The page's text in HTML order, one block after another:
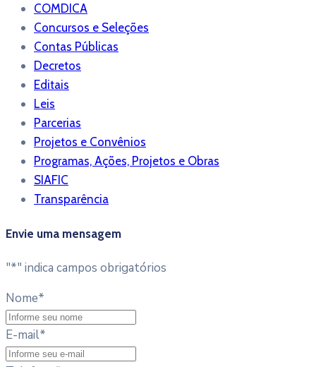
COMDICA
Concursos e Seleções
Contas Públicas
Decretos
Editais
Leis
Parcerias
Projetos e Convênios
Programas, Ações, Projetos e Obras
SIAFIC
Transparência
Envie uma mensagem
"*" indica campos obrigatórios
Nome*
E-mail*